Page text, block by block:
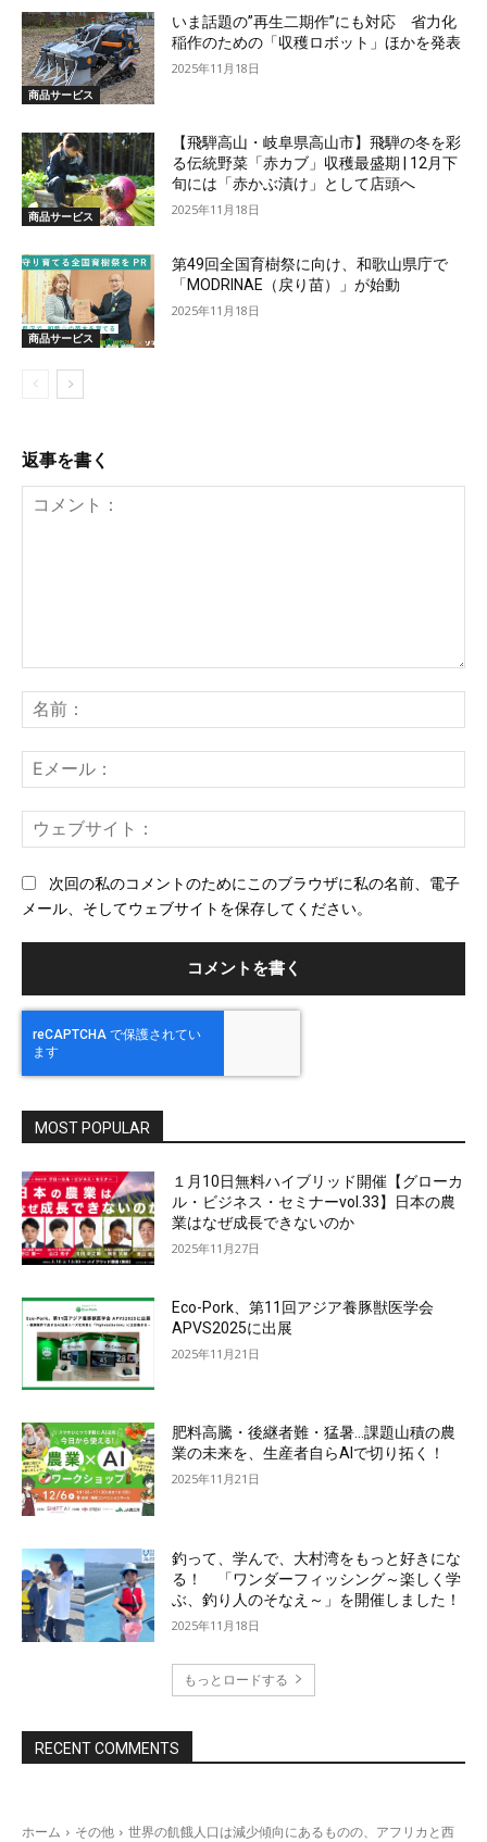
商品サービス
いま話題の”再生二期作”にも対応 省力化
稲作のための「収穫ロボット」ほかを発表
2025年11月18日
商品サービス
【飛騨高山・岐阜県高山市】飛騨の冬を彩
る伝統野菜「赤カブ」収穫最盛期 | 12月下
旬には「赤かぶ漬け」として店頭へ
2025年11月18日
商品サービス
第49回全国育樹祭に向け、和歌山県庁で
「MODRINAE（戻り苗）」が始動
2025年11月18日
返事を書く
ン
ト：
前
メ
ー
ェ
次回の私のコメントのためにこのブラウザに私の名前、電子
メール、そしてウェブサイトを保存してください。
MOST POPULAR
１月10日無料ハイブリッド開催【グローカ
ル・ビジネス・セミナーvol.33】日本の農
業はなぜ成長できないのか
2025年11月27日
Eco-Pork、第11回アジア養豚獣医学会
APVS2025に出展
2025年11月21日
肥料高騰・後継者難・猛暑…課題山積の農
業の未来を、生産者自らAIで切り拓く！
2025年11月21日
釣って、学んで、大村湾をもっと好きにな
る！ 「ワンダーフィッシング～楽しく学
ぶ、釣り人のそなえ～」を開催しました！
2025年11月18日
もっとロードする
RECENT COMMENTS